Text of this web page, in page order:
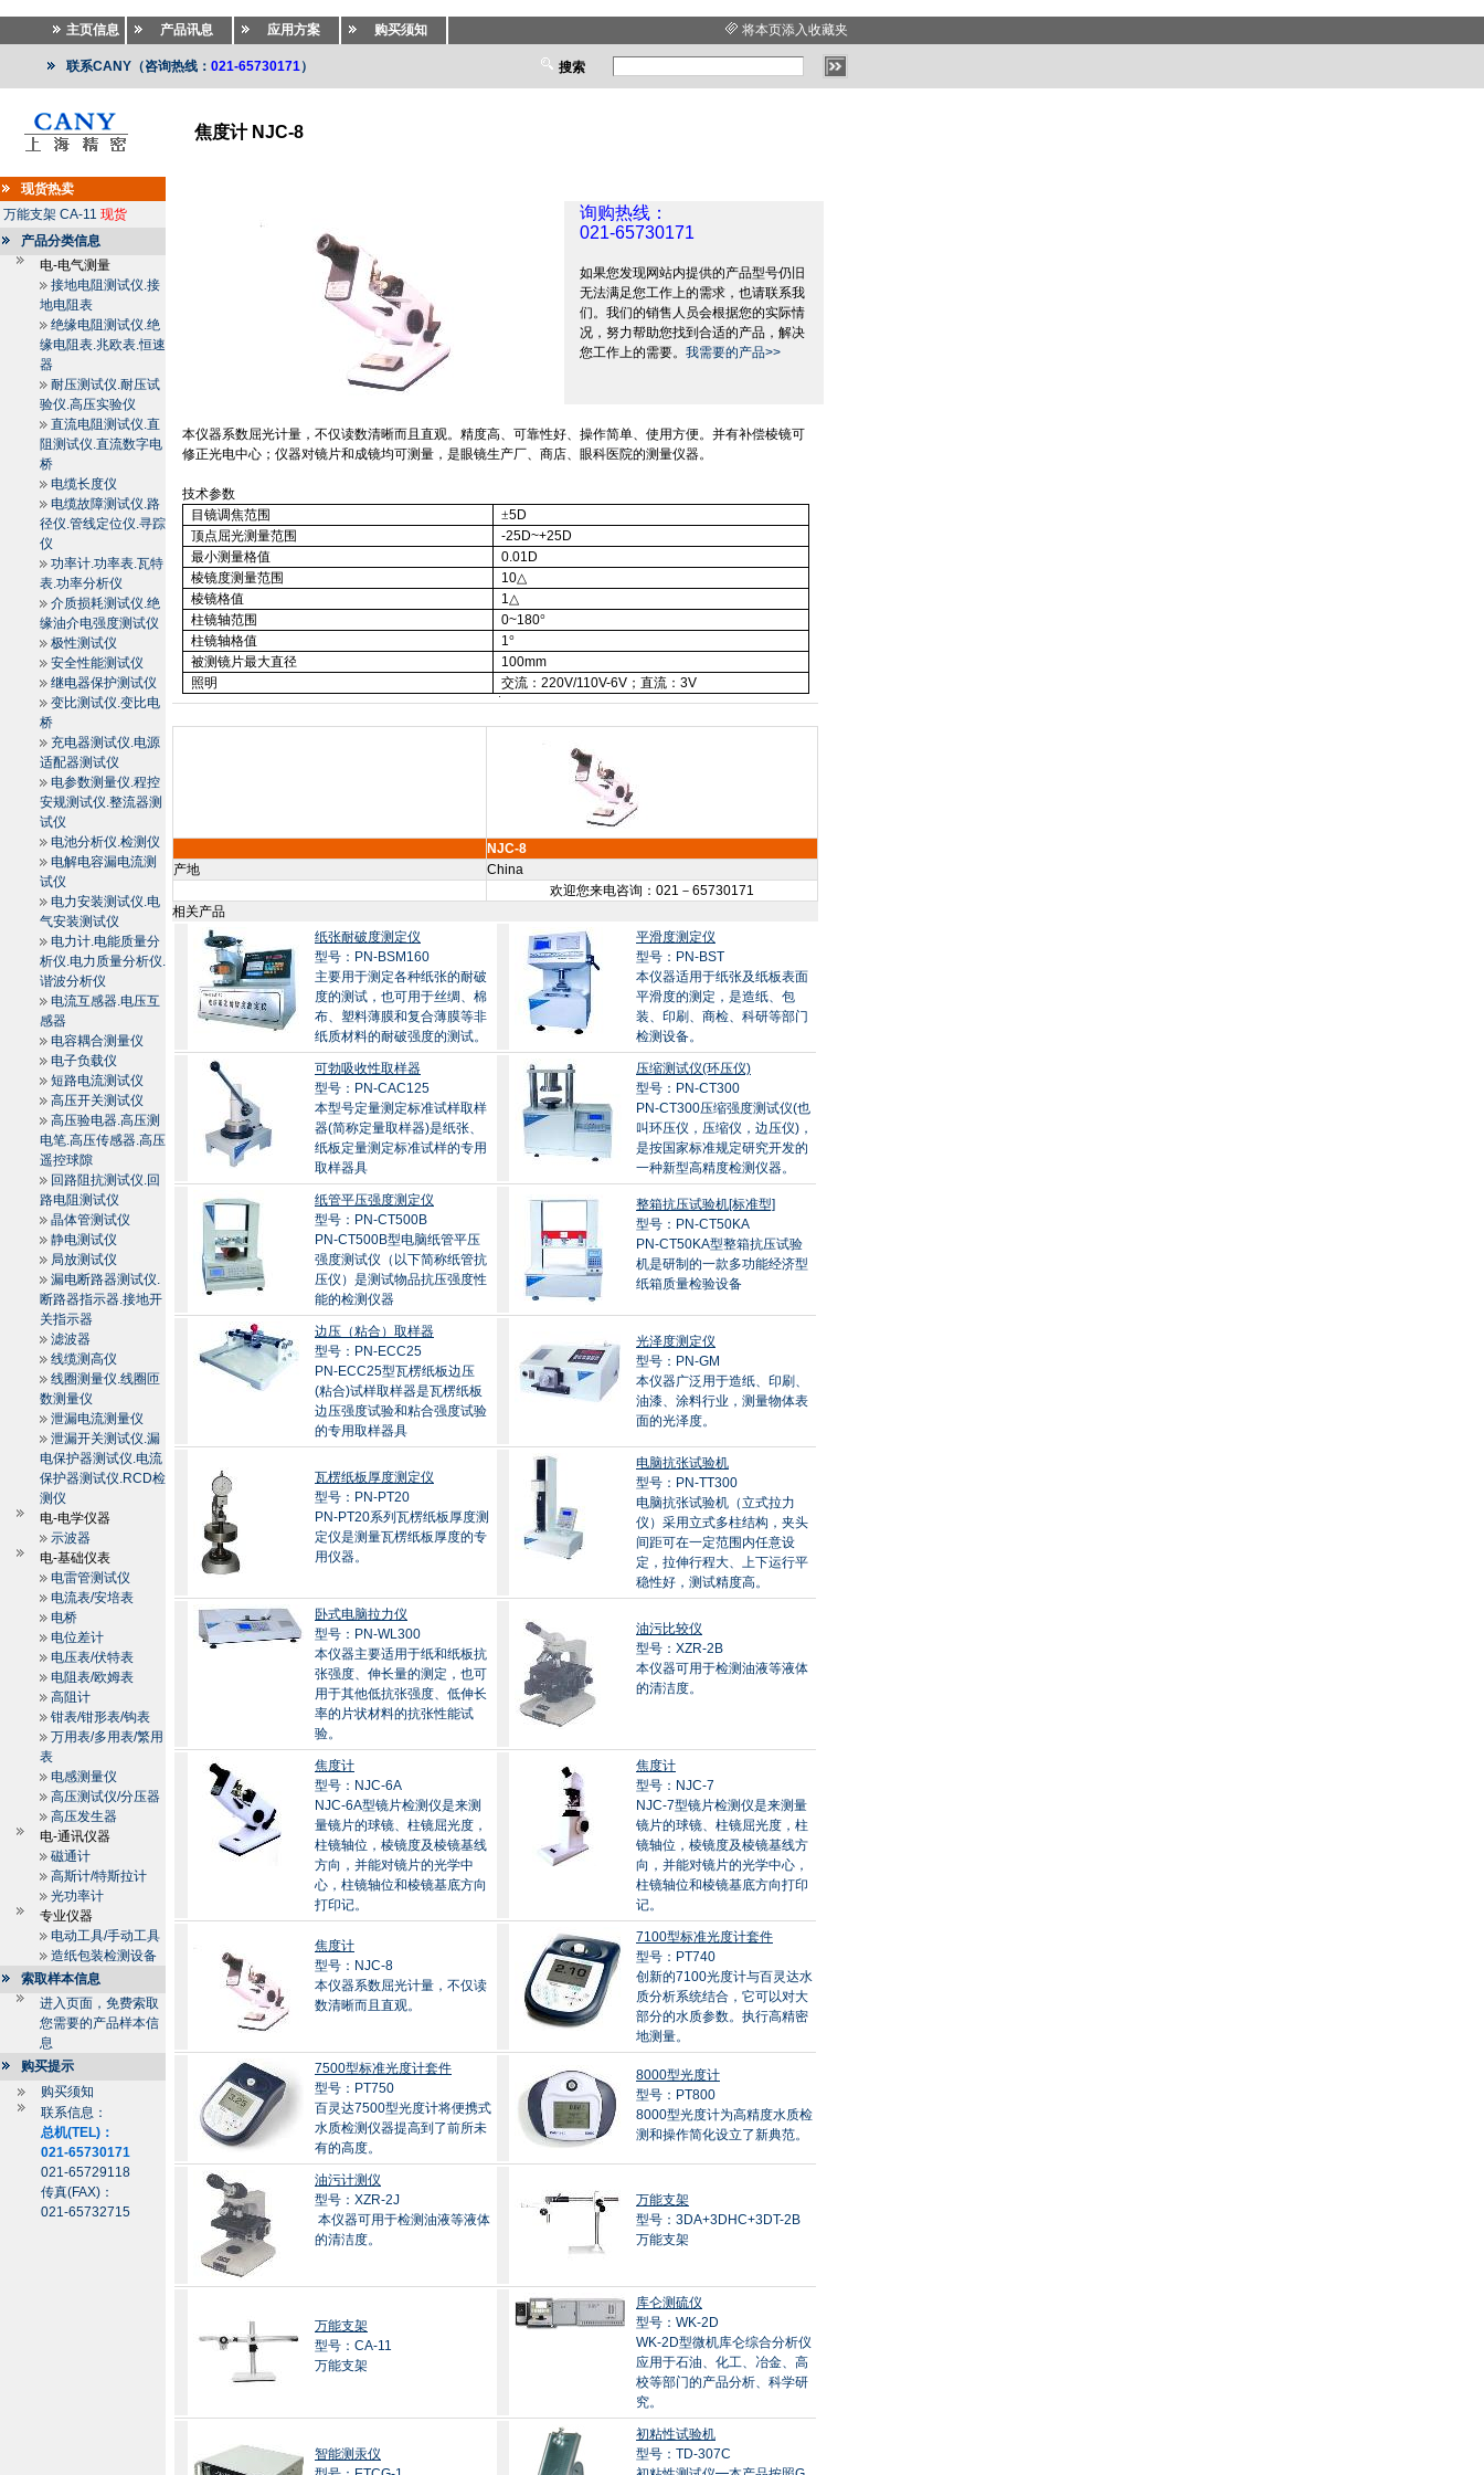
主页信息 产品讯息 应用方案 购买须知 将本页添入收藏夹
联系CANY（咨询热线： 021-65730171） 搜索
焦度计 NJC-8
现货热卖
万能支架 CA-11 现货
产品分类信息
电-电气测量
接地电阻测试仪.接
地电阻表
绝缘电阻测试仪.绝
缘电阻表.兆欧表.恒速
器
耐压测试仪.耐压试
验仪.高压实验仪
直流电阻测试仪.直
阻测试仪.直流数字电
桥
电缆长度仪
电缆故障测试仪.路
径仪.管线定位仪.寻踪
仪
功率计.功率表.瓦特
表.功率分析仪
介质损耗测试仪.绝
缘油介电强度测试仪
极性测试仪
安全性能测试仪
继电器保护测试仪
变比测试仪.变比电
桥
充电器测试仪.电源
适配器测试仪
电参数测量仪.程控
安规测试仪.整流器测
试仪
电池分析仪.检测仪
电解电容漏电流测
试仪
电力安装测试仪.电
气安装测试仪
电力计.电能质量分
析仪.电力质量分析仪.
谐波分析仪
电流互感器.电压互
感器
电容耦合测量仪
电子负载仪
短路电流测试仪
高压开关测试仪
高压验电器.高压测
电笔.高压传感器.高压
遥控球隙
回路阻抗测试仪.回
路电阻测试仪
晶体管测试仪
静电测试仪
局放测试仪
漏电断路器测试仪.
断路器指示器.接地开
关指示器
滤波器
线缆测高仪
线圈测量仪.线圈匝
数测量仪
泄漏电流测量仪
泄漏开关测试仪.漏
电保护器测试仪.电流
保护器测试仪.RCD检
测仪
电-电学仪器
示波器
电-基础仪表
电雷管测试仪
电流表/安培表
电桥
电位差计
电压表/伏特表
电阻表/欧姆表
高阻计
钳表/钳形表/钩表
万用表/多用表/繁用
表
电感测量仪
高压测试仪/分压器
高压发生器
电-通讯仪器
磁通计
高斯计/特斯拉计
光功率计
专业仪器
电动工具/手动工具
造纸包装检测设备
索取样本信息
进入页面，免费索取
您需要的产品样本信
息
购买提示
购买须知
联系信息：
总机(TEL)：
021-65730171
021-65729118
传真(FAX)：
021-65732715
询购热线：
021-65730171
如果您发现网站内提供的产品型号仍旧
无法满足您工作上的需求，也请联系我
们。我们的销售人员会根据您的实际情
况，努力帮助您找到合适的产品，解决
您工作上的需要。 我需要的产品>>
本仪器系数屈光计量，不仅读数清晰而且直观。精度高、可靠性好、操作简单、使用方便。并有补偿棱镜可
修正光电中心；仪器对镜片和成镜均可测量，是眼镜生产厂、商店、眼科医院的测量仪器。
技术参数
目镜调焦范围
±5D
顶点屈光测量范围
-25D~+25D
最小测量格值
0.01D
棱镜度测量范围
10△
棱镜格值
1△
柱镜轴范围
0~180°
柱镜轴格值
1°
被测镜片最大直径
100mm
照明
交流：220V/110V-6V ；直流：3V
NJC-8
产地
China
欢迎您来电咨询：021－65730171
相关产品
纸张耐破度测定仪
型号：PN-BSM160
主要用于测定各种纸张的耐破
度的测试，也可用于丝绸、棉
布、塑料薄膜和复合薄膜等非
纸质材料的耐破强度的测试。
平滑度测定仪
型号：PN-BST
本仪器适用于纸张及纸板表面
平滑度的测定，是造纸、包
装、印刷、商检、科研等部门
检测设备。
可勃吸收性取样器
型号：PN-CAC125
本型号定量测定标准试样取样
器(简称定量取样器)是纸张、
纸板定量测定标准试样的专用
取样器具
压缩测试仪(环压仪)
型号：PN-CT300
PN-CT300压缩强度测试仪(也
叫环压仪，压缩仪，边压仪)，
是按国家标准规定研究开发的
一种新型高精度检测仪器。
纸管平压强度测定仪
型号：PN-CT500B
PN-CT500B型电脑纸管平压
强度测试仪（以下简称纸管抗
压仪）是测试物品抗压强度性
能的检测仪器
整箱抗压试验机[标准型]
型号：PN-CT50KA
PN-CT50KA型整箱抗压试验
机是研制的一款多功能经济型
纸箱质量检验设备
边压（粘合）取样器
型号：PN-ECC25
PN-ECC25型瓦楞纸板边压
(粘合)试样取样器是瓦楞纸板
边压强度试验和粘合强度试验
的专用取样器具
光泽度测定仪
型号：PN-GM
本仪器广泛用于造纸、印刷、
油漆、涂料行业，测量物体表
面的光泽度。
瓦楞纸板厚度测定仪
型号：PN-PT20
PN-PT20系列瓦楞纸板厚度测
定仪是测量瓦楞纸板厚度的专
用仪器。
电脑抗张试验机
型号：PN-TT300
电脑抗张试验机（立式拉力
仪）采用立式多柱结构，夹头
间距可在一定范围内任意设
定，拉伸行程大、上下运行平
稳性好，测试精度高。
卧式电脑拉力仪
型号：PN-WL300
本仪器主要适用于纸和纸板抗
张强度、伸长量的测定，也可
用于其他低抗张强度、低伸长
率的片状材料的抗张性能试
验。
油污比较仪
型号：XZR-2B
本仪器可用于检测油液等液体
的清洁度。
焦度计
型号：NJC-6A
NJC-6A型镜片检测仪是来测
量镜片的球镜、柱镜屈光度，
柱镜轴位，棱镜度及棱镜基线
方向，并能对镜片的光学中
心，柱镜轴位和棱镜基底方向
打印记。
焦度计
型号：NJC-7
NJC-7型镜片检测仪是来测量
镜片的球镜、柱镜屈光度，柱
镜轴位，棱镜度及棱镜基线方
向，并能对镜片的光学中心，
柱镜轴位和棱镜基底方向打印
记。
焦度计
型号：NJC-8
本仪器系数屈光计量，不仅读
数清晰而且直观。
7100型标准光度计套件
型号：PT740
创新的7100光度计与百灵达水
质分析系统结合，它可以对大
部分的水质参数。执行高精密
地测量。
7500型标准光度计套件
型号：PT750
百灵达7500型光度计将便携式
水质检测仪器提高到了前所未
有的高度。
8000型光度计
型号：PT800
8000型光度计为高精度水质检
测和操作简化设立了新典范。
油污计测仪
型号：XZR-2J
本仪器可用于检测油液等液体
的清洁度。
万能支架
型号：3DA+3DHC+3DT-2B
万能支架
万能支架
型号：CA-11
万能支架
库仑测硫仪
型号：WK-2D
WK-2D型微机库仑综合分析仪
应用于石油、化工、冶金、高
校等部门的产品分析、科学研
究。
智能测汞仪
初粘性试验机
型号：TD-307C